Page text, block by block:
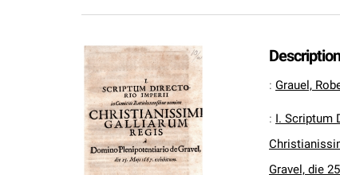
Description
: Grauel,
: I. Scriptum
Gravel, die